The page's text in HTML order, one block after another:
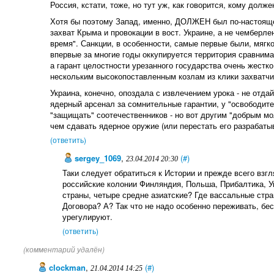
Россия, кстати, тоже, но тут уж, как говорится, кому
Хотя бы поэтому Запад, именно, ДОЛЖЕН был по-
захват Крыма и провокации в вост. Украине, а не
время". Санкции, в особенности, самые первые были,
впервые за многие годы оккупируется территория
а гарант целостности урезанного государства очень
нескольким высокопоставленным козлам из клики
Украина, конечно, опоздала с извлечением урока - не
ядерный арсенал за сомнительные гарантии, у
"защищать" соотечественников - но вот другим "добрым
чем сдавать ядерное оружие (или перестать его
(ответить)
sergey_1069,23.04.2014 20:30 (#)
Таки следует обратиться к Истории и прежде всего
российские колонии Финляндия, Польша, Прибалтика,
страны, четыре средне азиатские? Где вассальные
Договора? А? Так что не надо особенно переживать,
урегулируют.
(ответить)
(комментарий удалён)
clockman,21.04.2014 14:25 (#)